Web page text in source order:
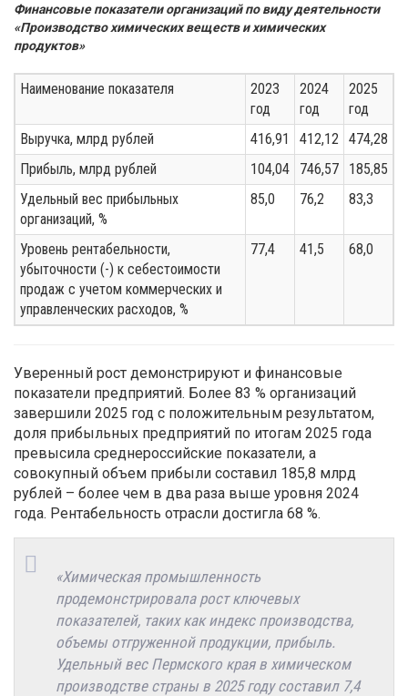
Финансовые показатели организаций по виду деятельности
«Производство химических веществ и химических
продуктов»
Наименование показателя
2023
год
2024
год
2025
год
Выручка, млрд рублей
416,91 412,12
474,28
Прибыль, млрд рублей
104,04 746,57
185,85
Удельный вес прибыльных
организаций, %
85,0 76,2 83,3
Уровень рентабельности,
убыточности (-) к себестоимости
продаж с учетом коммерческих и
управленческих расходов, %
77,4 41,5 68,0
Уверенный рост демонстрируют и финансовые
показатели предприятий. Более 83 % организаций
завершили 2025 год с положительным результатом,
доля прибыльных предприятий по итогам 2025 года
превысила среднероссийские показатели, а
совокупный объем прибыли составил 185,8 млрд
рублей – более чем в два раза выше уровня 2024
года. Рентабельность отрасли достигла 68 %.
«Химическая промышленность
продемонстрировала рост ключевых
показателей, таких как индекс производства,
объемы отгруженной продукции, прибыль.
Удельный вес Пермского края в химическом
производстве страны в 2025 году составил 7,4